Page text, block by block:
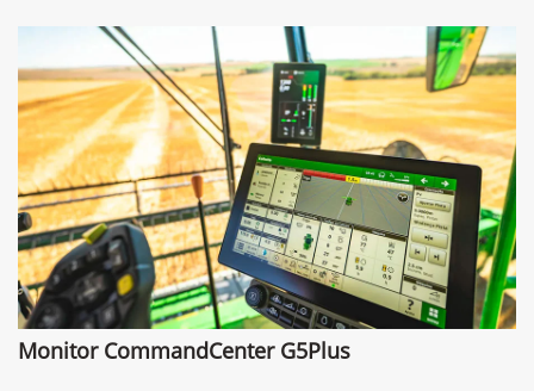
Monitor CommandCenter G5Plus